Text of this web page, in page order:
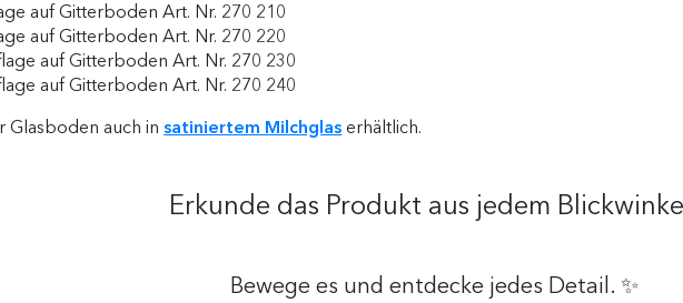
auf Gitterboden Art. Nr. 270 210
auf Gitterboden Art. Nr. 270 220
auf Gitterboden Art. Nr. 270 230
auf Gitterboden Art. Nr. 270 240
Glasboden auch insatiniertem Milchglas erhältlich.
Erkunde das Produkt aus jedem
Bewege es und entdecke jedes Detail. ✨